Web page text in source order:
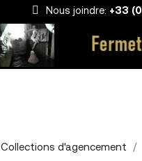
Nous joindre: +33
Collections d'agencement